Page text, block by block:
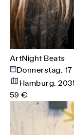
ArtNight Beats
Donnerstag,
Hamburg,
59 €